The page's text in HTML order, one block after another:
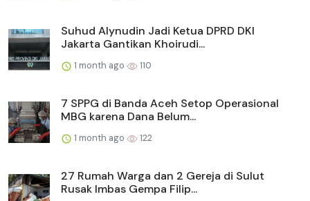
Suhud Alynudin Jadi Ketua DPRD DKI
Jakarta Gantikan Khoirudi...
1 month ago 110
7 SPPG di Banda Aceh Setop Operasional
MBG karena Dana Belum...
1 month ago 122
27 Rumah Warga dan 2 Gereja di Sulut
Rusak Imbas Gempa Filip...